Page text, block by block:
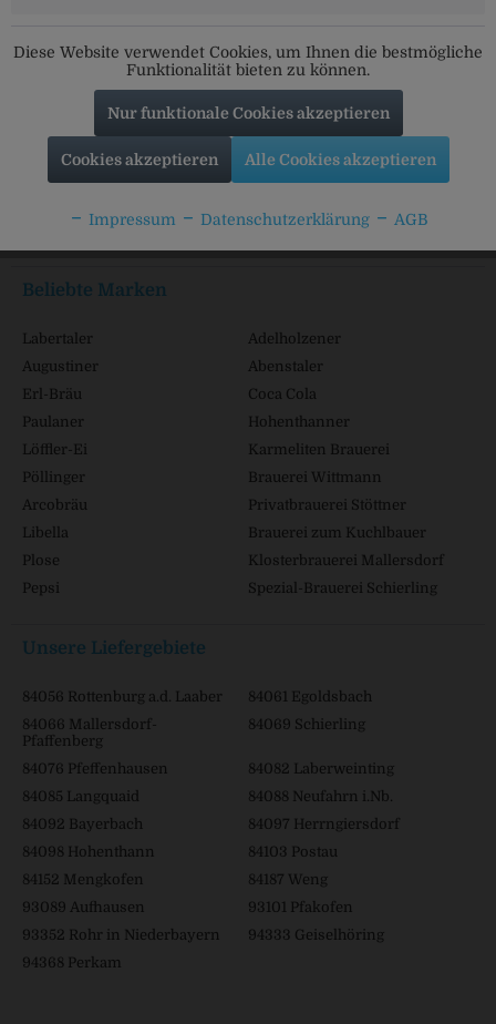
Beliebte Marken
Labertaler
Adelholzener
Augustiner
Abenstaler
Erl-Bräu
Coca Cola
Paulaner
Hohenthanner
Löffler-Ei
Karmeliten Brauerei
Pöllinger
Brauerei Wittmann
Arcobräu
Privatbrauerei Stöttner
Libella
Brauerei zum Kuchlbauer
Plose
Klosterbrauerei Mallersdorf
Pepsi
Spezial-Brauerei Schierling
Unsere Liefergebiete
84056 Rottenburg a.d. Laaber
84061 Egoldsbach
84066 Mallersdorf-
Pfaffenberg
84069 Schierling
84076 Pfeffenhausen
84082 Laberweinting
84085 Langquaid
84088 Neufahrn i.Nb.
84092 Bayerbach
84097 Herrngiersdorf
84098 Hohenthann
84103 Postau
84152 Mengkofen
84187 Weng
93089 Aufhausen
93101 Pfakofen
93352 Rohr in Niederbayern
94333 Geiselhöring
94368 Perkam
Diese Website verwendet Cookies, um Ihnen die bestmögliche
Funktionalität bieten zu können.
Nur funktionale Cookies akzeptieren
Cookies akzeptieren Alle Cookies akzeptieren
Impressum Datenschutzerklärung AGB